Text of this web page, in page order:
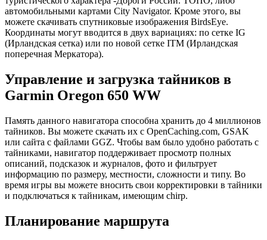
автомобильными картами City Navigator. Кроме этого, вы
можете скачивать спутниковые изображения BirdsEye.
Координаты могут вводится в двух вариациях: по сетке IG
(Ирландская сетка) или по новой сетке ITM (Ирландская
поперечная Меркатора).
Управление и загрузка тайников в
Garmin Oregon 650 WW
Память данного навигатора способна хранить до 4 миллионов
тайников. Вы можете скачать их с OpenCaching.com, GSAK
или сайта с файлами GGZ. Чтобы вам было удобно работать с
тайниками, навигатор поддерживает просмотр полных
описаний, подсказок и журналов, фото и фильтрует
информацию по размеру, местности, сложности и типу. Во
время игры вы можете вносить свои корректировки в тайники
и подключаться к тайникам, имеющим chirp.
Планирование маршрута